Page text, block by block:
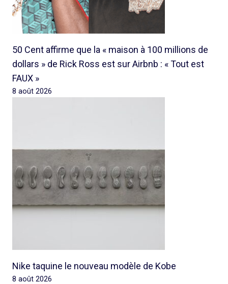
50 Cent affirme que la « maison à 100 millions de
dollars » de Rick Ross est sur Airbnb : « Tout est
FAUX »
8 août 2026
Nike taquine le nouveau modèle de Kobe
8 août 2026